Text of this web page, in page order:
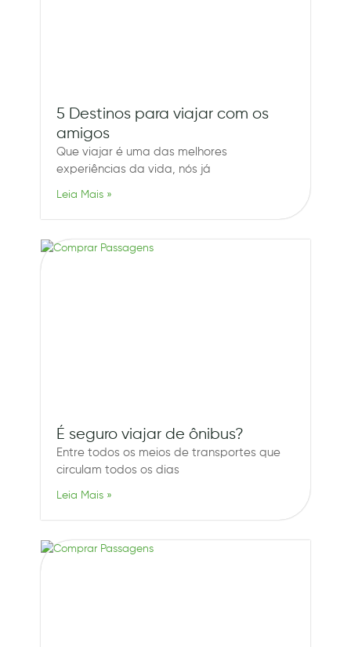
5 Destinos para viajar com os
amigos
Que viajar é uma das melhores
experiências da vida, nós já
Leia Mais »
É seguro viajar de ônibus?
Entre todos os meios de transportes que
circulam todos os dias
Leia Mais »